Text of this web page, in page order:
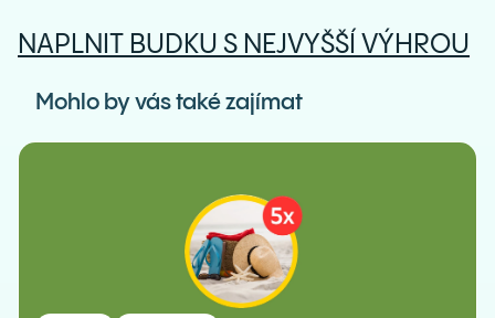
NAPLNIT BUDKU S NEJVYŠŠÍ VÝHROU
Mohlo by vás také zajímat